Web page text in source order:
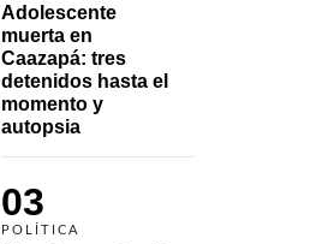
Adolescente
muerta en
Caazapá: tres
detenidos hasta el
momento y
autopsia
03
POLÍTICA